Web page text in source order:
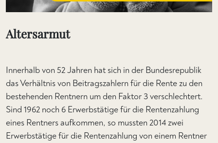
Altersarmut
Innerhalb von 52 Jahren hat sich in der Bundesrepublik
das Verhältnis von Beitragszahlern für die Rente zu den
bestehenden Rentnern um den Faktor 3 verschlechtert.
Sind 1962 noch 6 Erwerbstätige für die Rentenzahlung
eines Rentners aufkommen, so mussten 2014 zwei
Erwerbstätige für die Rentenzahlung von einem Rentner